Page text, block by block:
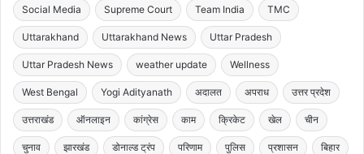
Social Media Supreme Court Team India TMC
Uttarakhand Uttarakhand News Uttar Pradesh
Uttar Pradesh News weather update Wellness
West Bengal Yogi Adityanath अदालत अपराध उत्तर प्रदेश
उत्तराखंड ऑनलाइन कांग्रेस काम क्रिकेट खेल चीन
चुनाव झारखंड डोनाल्ड ट्रंप परिणाम पुलिस प्रशासन बिहार